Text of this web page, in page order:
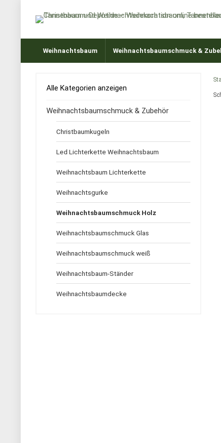
Weihnachtsbaum Weihnachtsbaumschmuck &
Alle Kategorien anzeigen
Weihnachtsbaumschmuck & Zubehör
Christbaumkugeln
Led Lichterkette Weihnachtsbaum
Weihnachtsbaum Lichterkette
Weihnachtsgurke
Weihnachtsbaumschmuck Holz
Weihnachtsbaumschmuck Glas
Weihnachtsbaumschmuck weiß
Weihnachtsbaum-Ständer
Weihnachtsbaumdecke